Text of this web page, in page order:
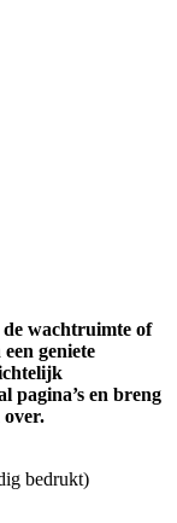
wachtruimte of
geniete
pagina’s en breng
bedrukt)